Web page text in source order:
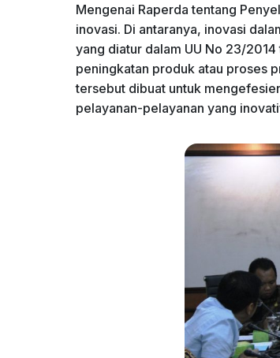
Mengenai Raperda tentang
inovasi. Di antaranya, inovasi
yang diatur dalam UU No 23/
peningkatan produk atau proses
tersebut dibuat untuk
pelayanan-pelayanan yang